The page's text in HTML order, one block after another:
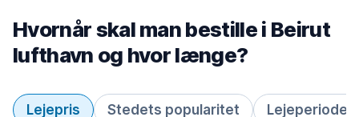
Hvornår skal man bestille i Beirut
lufthavn og hvor længe?
Lejepris Stedets popularitet Lejeperiode